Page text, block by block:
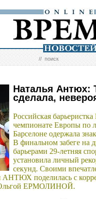
//поиск
Наталья Антюх:
сделала,
Российская
чемпионате Европы по
Барселоне одержала
В финальном забеге на
барьерами 29-летняя
установила личный
секунд. Своими
АНТЮХ поделилась с
Ольгой ЕРМОЛИНОЙ.